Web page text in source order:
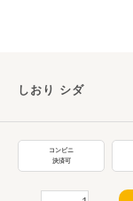
しおり シダ
コンビニ
決済可